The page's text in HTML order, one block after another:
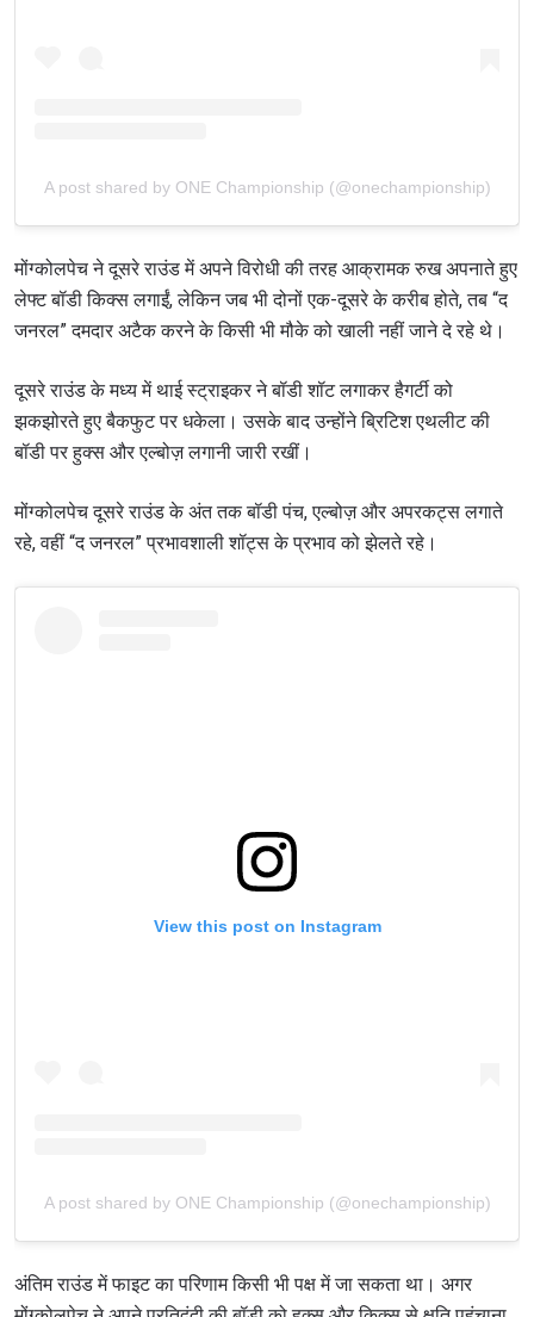
A post shared by ONE Championship (@onechampionship)
मोंग्कोलपेच ने दूसरे राउंड में अपने विरोधी की तरह आक्रामक रुख अपनाते हुए
लेफ्ट बॉडी किक्स लगाईं, लेकिन जब भी दोनों एक-दूसरे के करीब होते, तब “द
जनरल” दमदार अटैक करने के किसी भी मौके को खाली नहीं जाने दे रहे थे।
दूसरे राउंड के मध्य में थाई स्ट्राइकर ने बॉडी शॉट लगाकर हैगर्टी को
झकझोरते हुए बैकफुट पर धकेला। उसके बाद उन्होंने ब्रिटिश एथलीट की
बॉडी पर हुक्स और एल्बोज़ लगानी जारी रखीं।
मोंग्कोलपेच दूसरे राउंड के अंत तक बॉडी पंच, एल्बोज़ और अपरकट्स लगाते
रहे, वहीं “द जनरल” प्रभावशाली शॉट्स के प्रभाव को झेलते रहे।
View this post on Instagram
A post shared by ONE Championship (@onechampionship)
अंतिम राउंड में फाइट का परिणाम किसी भी पक्ष में जा सकता था। अगर